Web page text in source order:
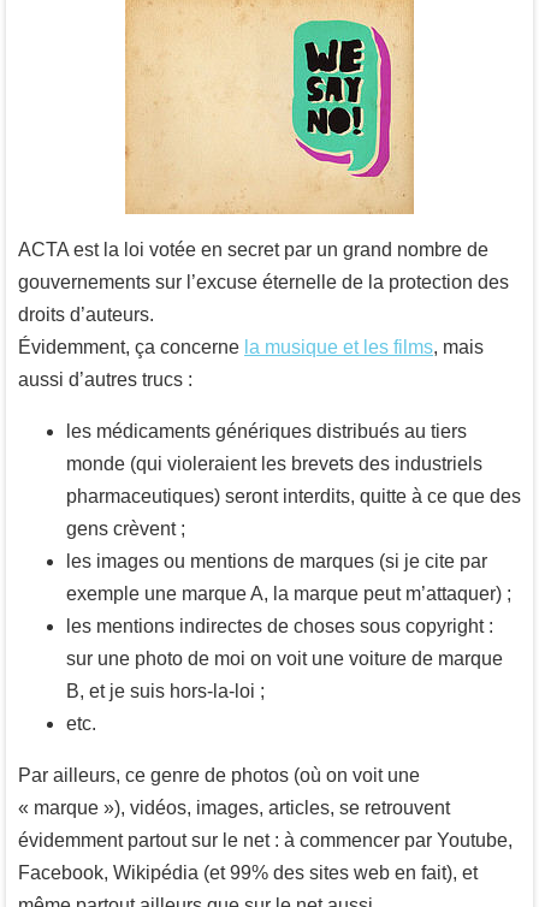
ACTA est la loi votée en secret par un grand nombre de
gouvernements sur l’excuse éternelle de la protection des
droits d’auteurs.
Évidemment, ça concerne la musique et les films, mais
aussi d’autres trucs :
les médicaments génériques distribués au tiers
monde (qui violeraient les brevets des industriels
pharmaceutiques) seront interdits, quitte à ce que des
gens crèvent ;
les images ou mentions de marques (si je cite par
exemple une marque A, la marque peut m’attaquer) ;
les mentions indirectes de choses sous copyright :
sur une photo de moi on voit une voiture de marque
B, et je suis hors-la-loi ;
etc.
Par ailleurs, ce genre de photos (où on voit une
« marque »), vidéos, images, articles, se retrouvent
évidemment partout sur le net : à commencer par Youtube,
Facebook, Wikipédia (et 99% des sites web en fait), et